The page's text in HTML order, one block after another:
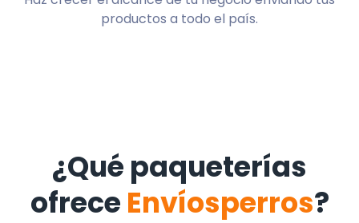
productos a todo el país.
¿Qué paqueterías
ofrece Envíosperros?